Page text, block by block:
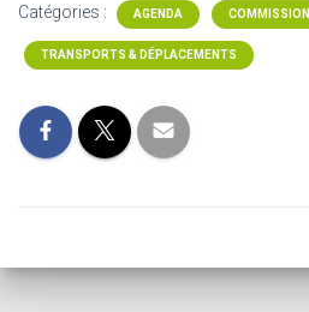
Catégories : AGENDA COMMISSION
TRANSPORTS & DÉPLACEMENTS